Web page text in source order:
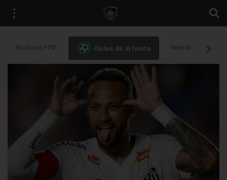
Goles de la fecha